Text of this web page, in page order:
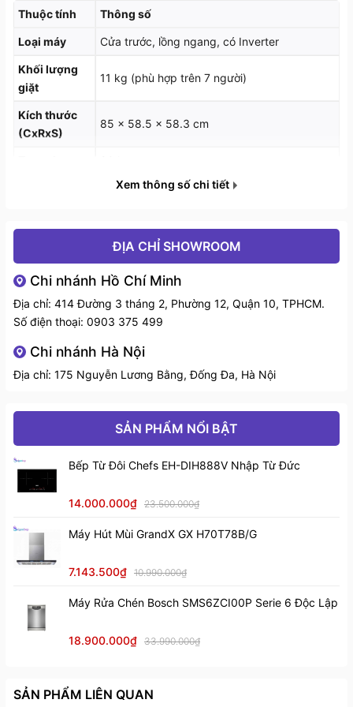
Tốc độ quay vắt tối đa:
Chất liệu lồng giặt:
Thép không gỉ
Kim loại sơn tĩnh điện
Sản xuất tại:
Việt Nam
Năm ra mắt:
Thời gian bảo hành động cơ:
Mức tiêu thụ điện năng
20 Wh/kg
Công nghệ Inverter
Chương trình:
Thuộc tính Thông số
Loại máy Cửa trước, lồng ngang, có Inverter
Khối lượng
giặt
11 kg (phù hợp trên 7 người)
Kích thước
(CxRxS)
85 × 58.5 × 58.3 cm
Xem thông số chi tiết
ĐỊA CHỈ SHOWROOM
Chi nhánh Hồ Chí Minh
Địa chỉ: 414 Đường 3 tháng 2, Phường 12, Quận 10, TPHCM.
Số điện thoại: 0903 375 499
Chi nhánh Hà Nội
Địa chỉ: 175 Nguyễn Lương Bằng, Đống Đa, Hà Nội
SẢN PHẨM NỔI BẬT
Bếp Từ Đôi Chefs EH-DIH888V Nhập Từ Đức
14.000.000₫ 23.500.000₫
Máy Hút Mùi GrandX GX H70T78B/G
7.143.500₫ 10.990.000₫
Máy Rửa Chén Bosch SMS6ZCI00P Serie 6 Độc Lập
18.900.000₫ 33.990.000₫
SẢN PHẨM LIÊN QUAN